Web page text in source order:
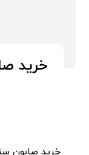
خرید
خرید صابون